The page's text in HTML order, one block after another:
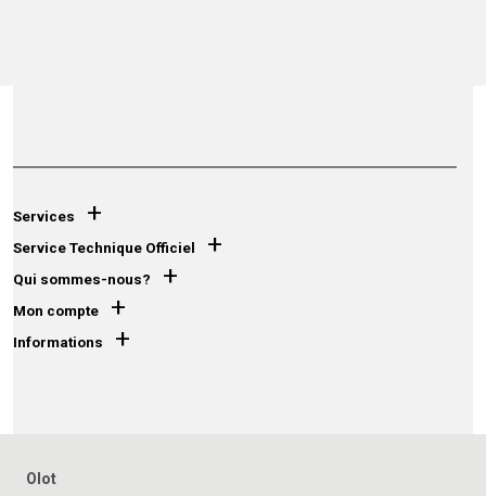
Services +
Service Technique Officiel +
Qui sommes-nous? +
Mon compte +
Informations +
Olot